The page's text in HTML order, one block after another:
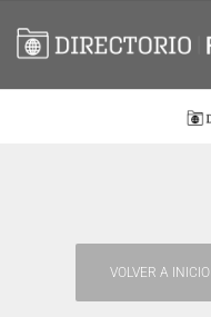
VOLVER A INICIO